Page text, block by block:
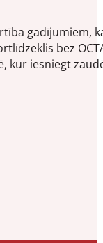
gadījumiem,
bez
kur iesniegt